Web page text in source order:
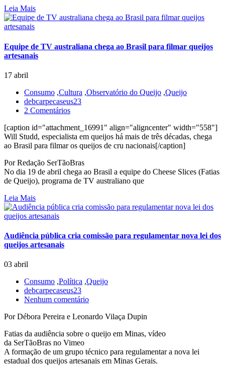
Leia Mais
Equipe de TV australiana chega ao Brasil para filmar queijos
artesanais
17 abril
Consumo ,Cultura ,Observatório do Queijo ,Queijo
debcarpecaseus23
2 Comentários
[caption id="attachment_16991" align="aligncenter" width="558"]
Will Studd, especialista em queijos há mais de três décadas, chega
ao Brasil para filmar os queijos de cru nacionais[/caption]
Por Redação SerTãoBras
No dia 19 de abril chega ao Brasil a equipe do Cheese Slices (Fatias
de Queijo), programa de TV australiano que
Leia Mais
Audiência pública cria comissão para regulamentar nova lei dos
queijos artesanais
03 abril
Consumo ,Política ,Queijo
debcarpecaseus23
Nenhum comentário
Por Débora Pereira e Leonardo Vilaça Dupin
Fatias da audiência sobre o queijo em Minas, vídeo
da SerTãoBras no Vimeo
A formação de um grupo técnico para regulamentar a nova lei
estadual dos queijos artesanais em Minas Gerais.